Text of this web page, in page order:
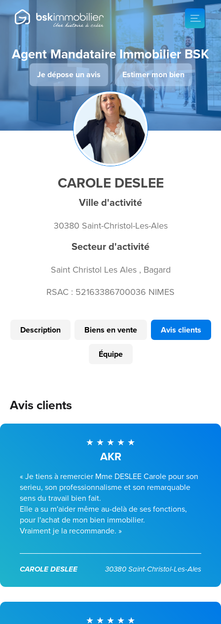
Agent Mandataire Immobilier BSK
Je dépose un avis Estimer mon bien
CAROLE DESLEE
Ville d'activité
30380 Saint-Christol-Les-Ales
Secteur d'activité
Saint Christol Les Ales , Bagard
RSAC : 52163386700036 NIMES
Description Biens en vente Avis clients
Équipe
Avis clients
AKR
« Je tiens à remercier Mme DESLEE Carole pour son
serieu, son professionnalisme et son remarquable
sens du travail bien fait.
Elle a su m'aider même au-delà de ses fonctions,
pour l'achat de mon bien immobilier.
Vraiment je la recommande. »
CAROLE DESLEE 30380 Saint-Christol-Les-Ales